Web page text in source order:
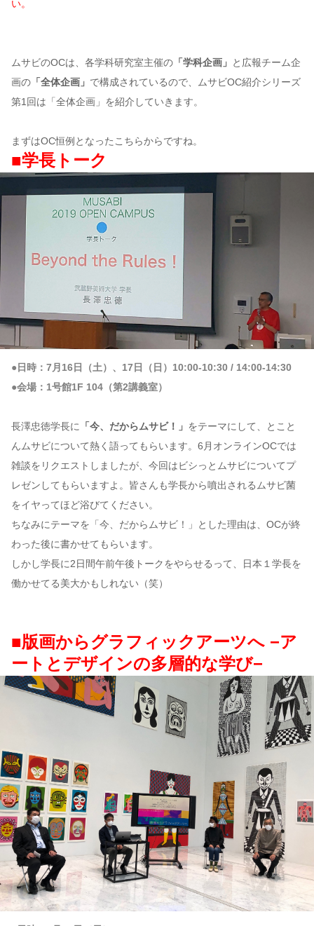
い。
ムサビのOCは、各学科研究室主催の 「学科企画」 と広報チーム企
画の 「全体企画」 で構成されているので、ムサビOC紹介シリーズ
第1回は「全体企画」を紹介していきます。
まずはOC恒例となったこちらからですね。
■学長トーク
●日時：7月16日（土）、17日（日）10:00-10:30 / 14:00-14:30
●会場：1号館1F 104（第2講義室）
長澤忠徳学長に 「今、だからムサビ！」 をテーマにして、とこと
んムサビについて熱く語ってもらいます。6月オンラインOCでは
雑談をリクエストしましたが、今回はビシっとムサビについてプ
レゼンしてもらいますよ。皆さんも学長から噴出されるムサビ菌
をイヤってほど浴びてください。
ちなみにテーマを「今、だからムサビ！」とした理由は、OCが終
わった後に書かせてもらいます。
しかし学長に2日間午前午後トークをやらせるって、日本１学長を
働かせてる美大かもしれない（笑）
■版画からグラフィックアーツへ −ア
ートとデザインの多層的な学び−